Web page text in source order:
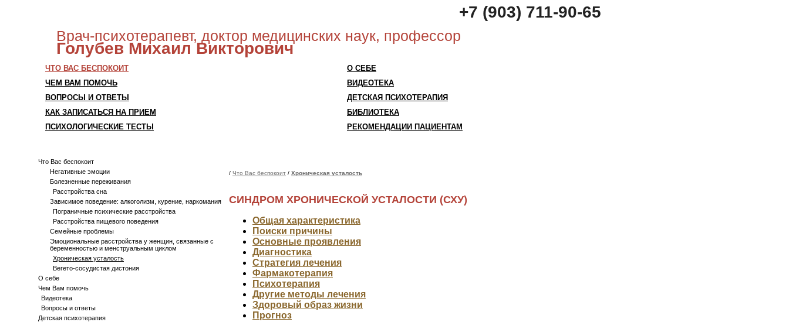
Врач-психотерапевт, доктор медицинских наук, профессор
Голубев Михаил Викторович
+7 (903) 711-90-65
ЧТО ВАС БЕСПОКОИТ
О СЕБЕ
ЧЕМ ВАМ ПОМОЧЬ
ВИДЕОТЕКА
ВОПРОСЫ И ОТВЕТЫ
ДЕТСКАЯ ПСИХОТЕРАПИЯ
КАК ЗАПИСАТЬСЯ НА ПРИЕМ
БИБЛИОТЕКА
ПСИХОЛОГИЧЕСКИЕ ТЕСТЫ
РЕКОМЕНДАЦИИ ПАЦИЕНТАМ
/ Что Вас беспокоит / Хроническая усталость
СИНДРОМ ХРОНИЧЕСКОЙ УСТАЛОСТИ (СХУ)
Общая характеристика
Поиски причины
Основные проявления
Диагностика
Стратегия лечения
Фармакотерапия
Психотерапия
Другие методы лечения
Здоровый образ жизни
Прогноз
Что Вас беспокоит
Негативные эмоции
Болезненные переживания
Расстройства сна
Зависимое поведение: алкоголизм, курение, наркомания
Пограничные психические расстройства
Расстройства пищевого поведения
Семейные проблемы
Эмоциональные расстройства у женщин, связанные с
беременностью и менструальным циклом
Хроническая усталость
Вегето-сосудистая дистония
О себе
Чем Вам помочь
Видеотека
Вопросы и ответы
Детская психотерапия